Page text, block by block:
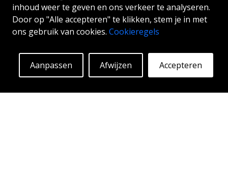
inhoud weer te geven en ons verkeer te analyseren.
Door op "Alle accepteren" te klikken, stem je in met
ons gebruik van cookies. Cookieregels
Accepteren
Afwijzen
Aanpassen
ABSF35 is verkrijgbaar in zilver & black polish kleur.
De velg wordt vervaardigd in flowvorming®. Laat
automobilisten of buren huilen van afgrond terwijl
je in stijl glijdt. Deze velgen zijn vervaardigd met
behulp van innovatieve flow-forming technologie en
staan dus bekend om hun pieksterkte en
Vanaf:
298€ Meer info